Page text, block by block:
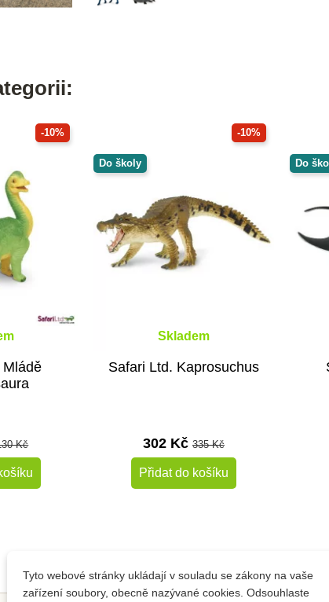
-10%
Mládě
Kč
-10%
Do školy
Skladem
Safari Ltd. Kaprosuchus
302 Kč 335 Kč
Přidat do košíku
Do
Tyto webové stránky ukládají v souladu se zákony na vaše
zařízení soubory, obecně nazývané cookies. Odsouhlaste